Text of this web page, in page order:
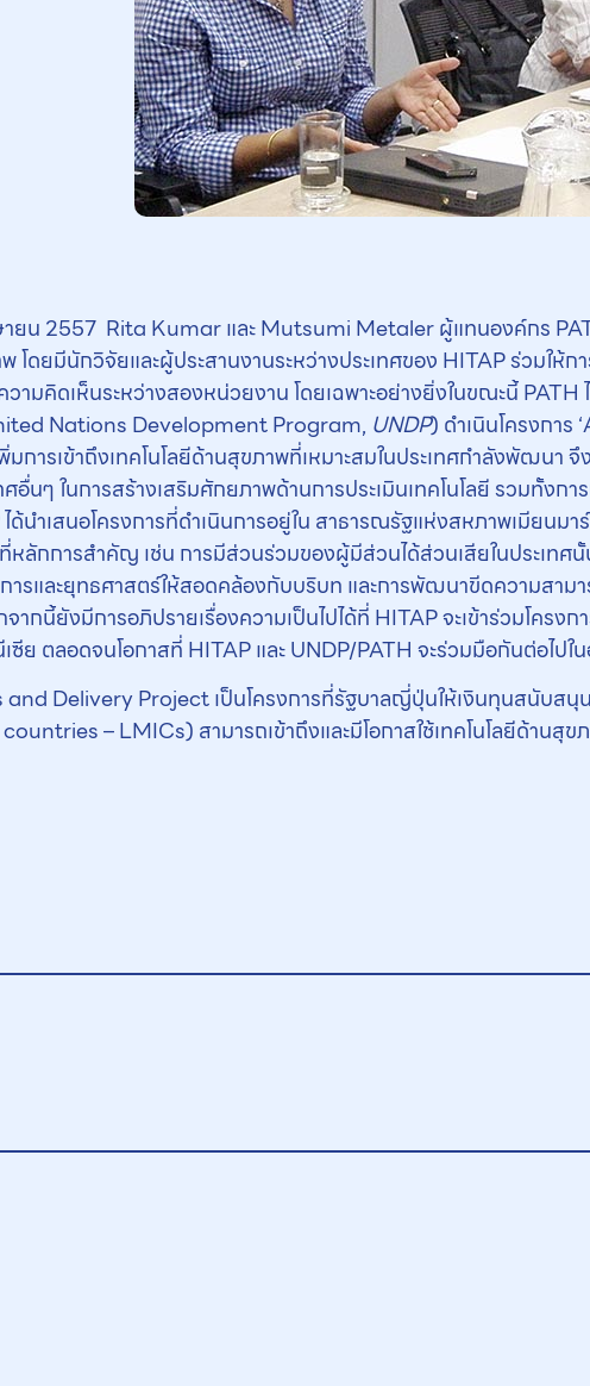
ยน 2557 Rita Kumar และ Mutsumi Metaler ผู้แทนองค์กร
โดยมีนักวิจัยและผู้ประสานงานระหว่างประเทศของ HITAP ร่วมให้
ามคิดเห็นระหว่างสองหน่วยงาน โดยเฉพาะอย่างยิ่งในขณะนี้
Nations Development Program, UNDP) ดำเนินโครงกา
การเข้าถึงเทคโนโลยีด้านสุขภาพที่เหมาะสมในประเทศกำลังพัฒนา
อื่นๆ ในการสร้างเสริมศักยภาพด้านการประเมินเทคโนโลยี รวมทั้งก
ด้นำเสนอโครงการที่ดำเนินการอยู่ใน สาธารณรัฐแห่งสหภาพเมียน
ลักการสำคัญ เช่น การมีส่วนร่วมของผู้มีส่วนได้ส่วนเสียในประเทศ
ารและยุทธศาสตร์ให้สอดคล้องกับบริบท และการพัฒนาขีดความสาม
ากนี้ยังมีการอภิปรายเรื่องความเป็นไปได้ที่ HITAP จะเข้าร่วมโคร
ซีย ตลอดจนโอกาสที่ HITAP และ UNDP/PATH จะร่วมมือกันต่อไปใ
and Delivery Project เป็นโครงการที่รัฐบาลญี่ปุ่นให้เงินทุนสนับสนุ
– LMICs) สามารถเข้าถึงและมีโอกาสใช้เทคโนโลยีด้านสุข